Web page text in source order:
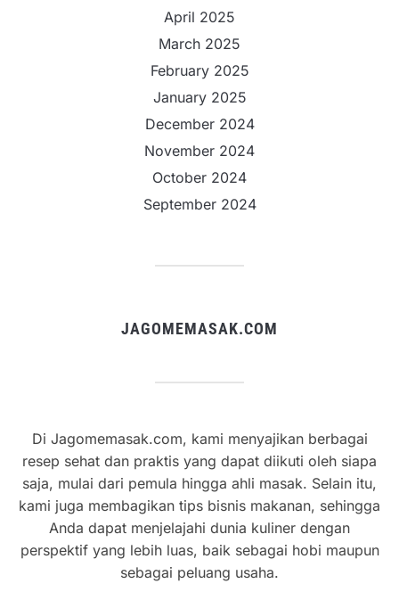
April 2025
March 2025
February 2025
January 2025
December 2024
November 2024
October 2024
September 2024
JAGOMEMASAK.COM
Di Jagomemasak.com, kami menyajikan berbagai
resep sehat dan praktis yang dapat diikuti oleh siapa
saja, mulai dari pemula hingga ahli masak. Selain itu,
kami juga membagikan tips bisnis makanan, sehingga
Anda dapat menjelajahi dunia kuliner dengan
perspektif yang lebih luas, baik sebagai hobi maupun
sebagai peluang usaha.